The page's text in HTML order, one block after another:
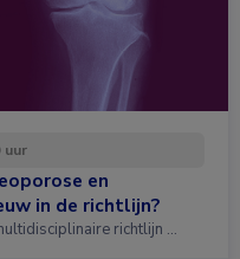
uur
en
in de richtlijn?
richtlijn …